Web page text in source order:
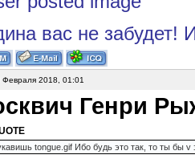
вас не забудет!
Февраля 2018, 01:01
Генри
tongue.gif Ибо будь это так, то ты бы v